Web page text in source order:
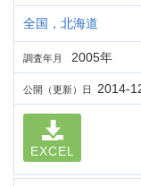
全国，北海道
調査年月 2005年
公開（更新）日 2014-
EXCEL